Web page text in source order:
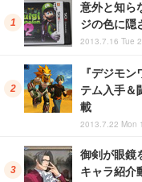
意外と知ら
ジの色に隠
2013.7.16 Tue
『デジモ
テム入手＆
載
2013.7.22 Mon
御剣が眼鏡
キャラ紹介